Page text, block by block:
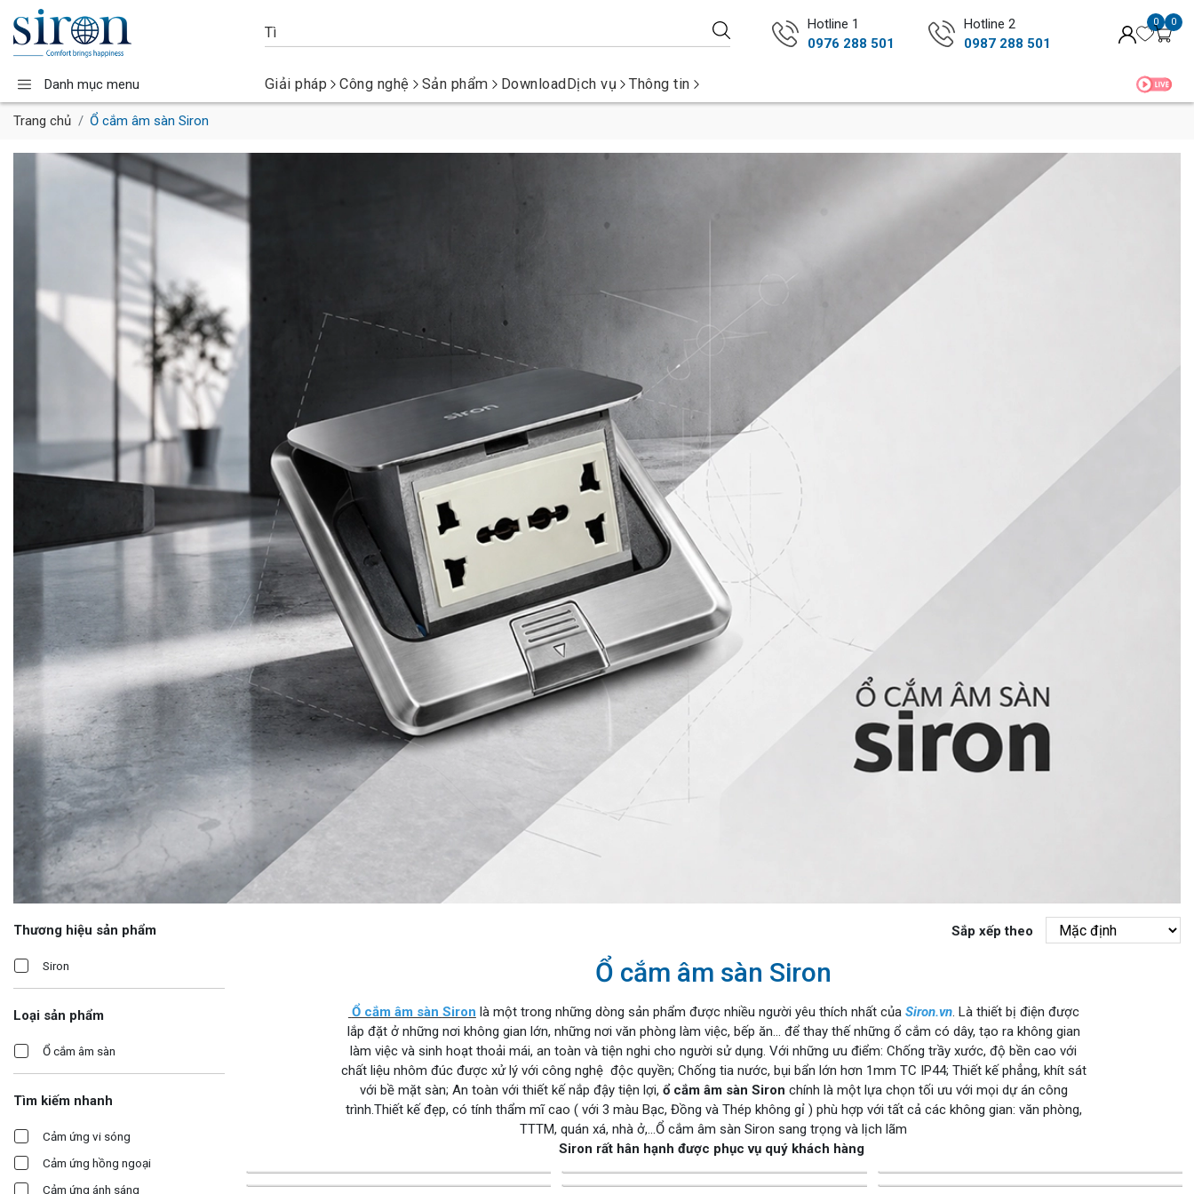
Hotline 1
0976 288 501
Hotline 2
0987 288 501
0 0
Danh mục menu Giải pháp Công nghệ Sản phẩm DownloadDịch vụ Thông tin
Trang chủ Ổ cắm âm sàn Siron
Thương hiệu sản phẩm
Siron
Loại sản phẩm
Ổ cắm âm sàn
Tìm kiếm nhanh
Cảm ứng vi sóng
Cảm ứng hồng ngoại
Cảm ứng ánh sáng
Sắp xếp theo
Ổ cắm âm sàn Siron
Ổ cắm âm sàn Siron là một trong những dòng sản phẩm được nhiều người yêu thích nhất của Siron.vn. Là thiết bị điện được
lắp đặt ở những nơi không gian lớn, những nơi văn phòng làm việc, bếp ăn… để thay thế những ổ cắm có dây, tạo ra không gian
làm việc và sinh hoạt thoải mái, an toàn và tiện nghi cho người sử dụng. Với những ưu điểm: Chống trầy xước, độ bền cao với
chất liệu nhôm đúc được xử lý với công nghệ độc quyền; Chống tia nước, bụi bẩn lớn hơn 1mm TC IP44; Thiết kế phẳng, khít sát
với bề mặt sàn; An toàn với thiết kế nắp đậy tiện lợi, ổ cắm âm sàn Siron chính là một lựa chọn tối ưu với mọi dự án công
trình.Thiết kế đẹp, có tính thẩm mĩ cao ( với 3 màu Bạc, Đồng và Thép không gỉ ) phù hợp với tất cả các không gian: văn phòng,
TTTM, quán xá, nhà ở,...Ổ cắm âm sàn Siron sang trọng và lịch lãm
Siron rất hân hạnh được phục vụ quý khách hàng